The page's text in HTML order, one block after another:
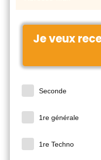
Je veux
Seconde
1re générale
1re Techno